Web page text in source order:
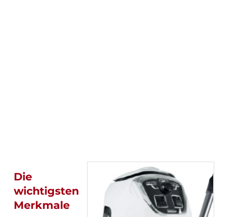
Die
wichtigsten
Merkmale